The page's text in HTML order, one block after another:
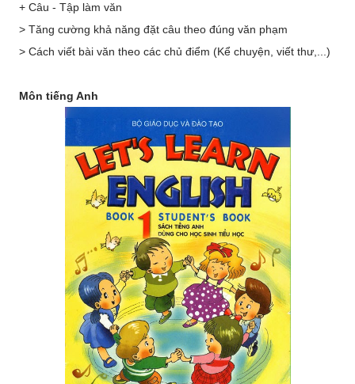
+ Câu - Tập làm văn
> Tăng cường khả năng đặt câu theo đúng văn phạm
> Cách viết bài văn theo các chủ điểm (Kể chuyện, viết thư,...)
Môn tiếng Anh